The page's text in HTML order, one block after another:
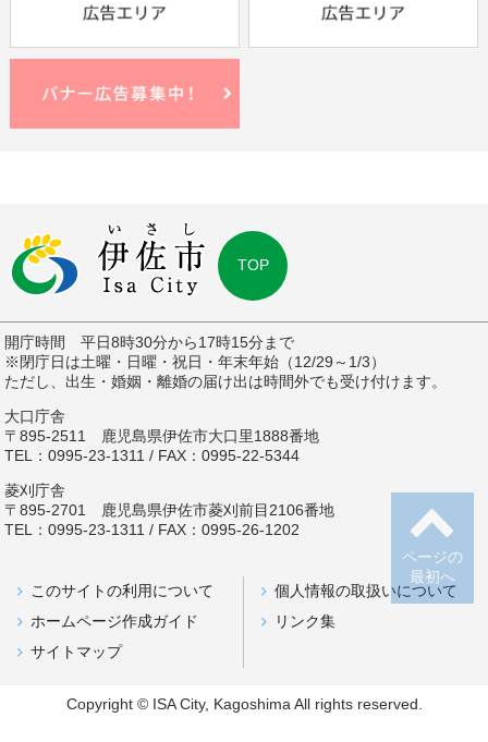
ページの
最初へ
TOP
開庁時間 平日8時30分から17時15分まで
※閉庁日は土曜・日曜・祝日・年末年始（12/29～1/3）
ただし、出生・婚姻・離婚の届け出は時間外でも受け付けます。
大口庁舎
〒895-2511 鹿児島県伊佐市大口里1888番地
TEL：0995-23-1311 / FAX：0995-22-5344
菱刈庁舎
〒895-2701 鹿児島県伊佐市菱刈前目2106番地
TEL：0995-23-1311 / FAX：0995-26-1202
このサイトの利用について
個人情報の取扱いについて
ホームページ作成ガイド
リンク集
サイトマップ
Copyright © ISA City, Kagoshima All rights reserved.